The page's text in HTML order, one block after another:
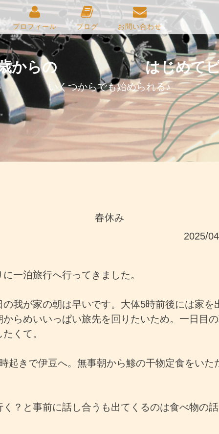
プロフィール ブログ お問い合わせ
歳からの はじめてピ
いくつからでも始められる♪
春休み
2025/
一泊旅行へ行ってきました。
の我が家の朝は早いです。大体5時前後には家を
からめいいっぱい旅先を回りたいため。一日目
くて。
起きで伊豆へ。無事朝から鯵の干物定食をいた
く？と事前に話し合うも出てくるのは食べ物の